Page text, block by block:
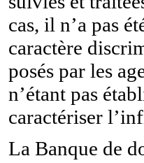
cas, il n’a pas
caractère
posés par les
n’étant pas
caractériser
La Banque de